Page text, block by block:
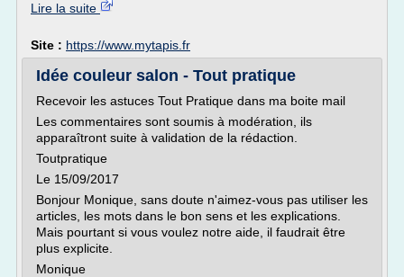
Lire la suite
Site : https://www.mytapis.fr
Idée couleur salon - Tout pratique
Recevoir les astuces Tout Pratique dans ma boite mail
Les commentaires sont soumis à modération, ils
apparaîtront suite à validation de la rédaction.
Toutpratique
Le 15/09/2017
Bonjour Monique, sans doute n'aimez-vous pas utiliser les
articles, les mots dans le bon sens et les explications.
Mais pourtant si vous voulez notre aide, il faudrait être
plus explicite.
Monique